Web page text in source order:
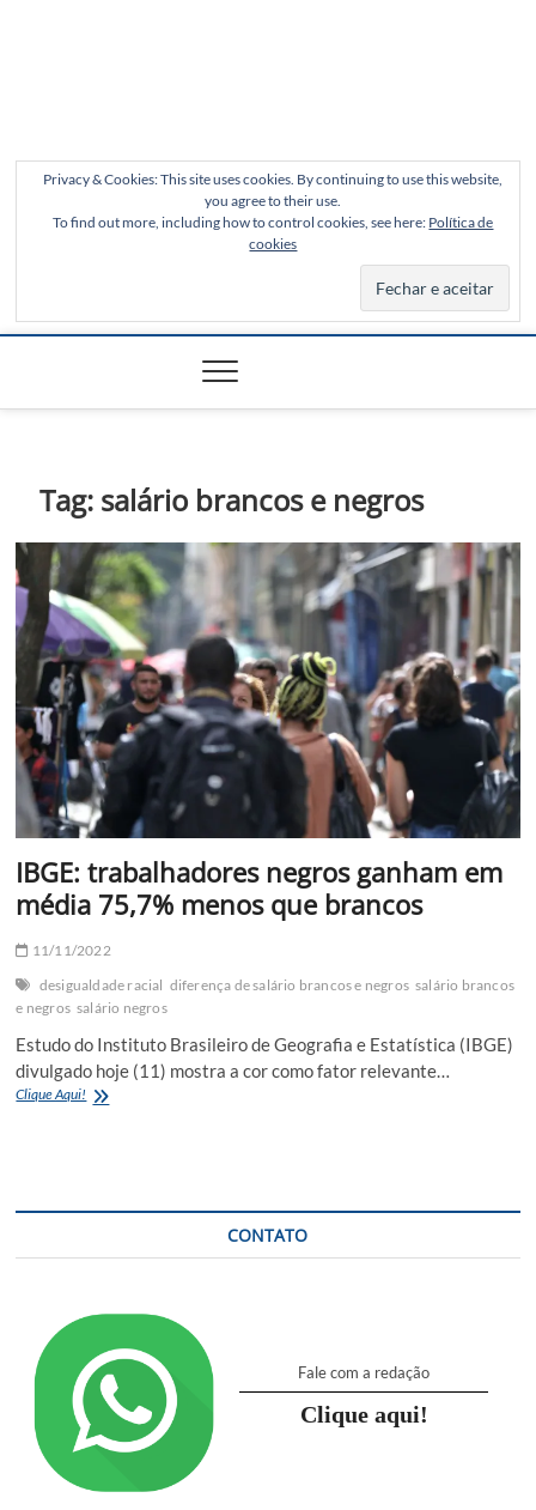
Privacy & Cookies: This site uses cookies. By continuing to use this website,
you agree to their use.
To find out more, including how to control cookies, see here: Política de
cookies
Tag: salário brancos e negros
IBGE: trabalhadores negros ganham em
média 75,7% menos que brancos
11/11/2022
desigualdade racial diferença de salário brancos e negros salário brancos
e negros salário negros
Estudo do Instituto Brasileiro de Geografia e Estatística (IBGE)
divulgado hoje (11) mostra a cor como fator relevante…
Clique Aqui! IBGE:
que
CONTATO
Fale com a redação
Clique aqui!